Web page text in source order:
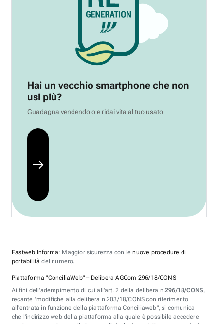
Hai un vecchio smartphone che non
usi più?
Guadagna vendendolo e ridai vita al tuo usato
Fastweb Informa: Maggior sicurezza con lenuove procedure di
portabilità del numero.
Piattaforma "ConciliaWeb" – Delibera AGCom 296/18/CONS
Ai fini dell'adempimento di cui all'art. 2 della delibera n.296/18/CONS,
recante "modifiche alla delibera n.203/18/CONS con riferimento
all'entrata in funzione della piattaforma Conciliaweb", si comunica
che l'indirizzo web della piattaforma alla quale è possibile accedere